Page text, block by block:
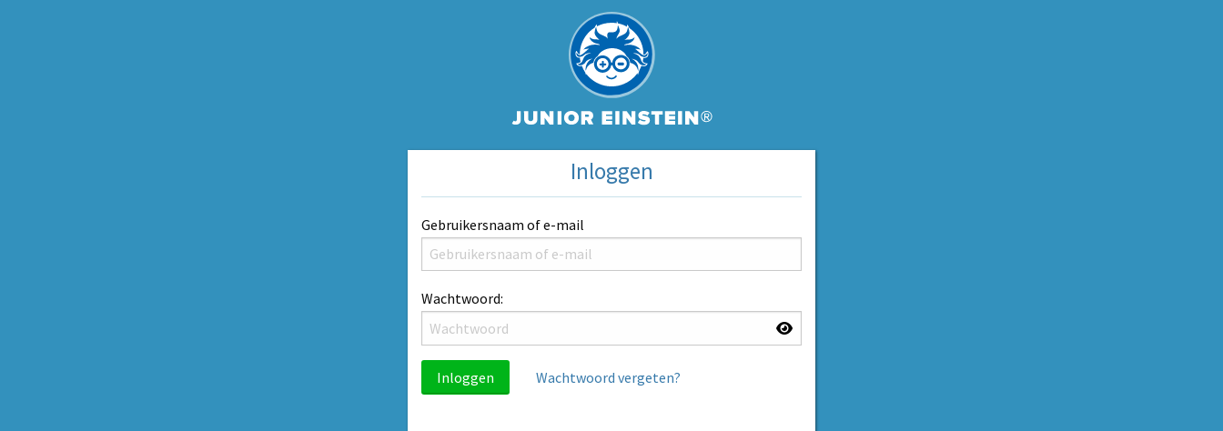
Inloggen
Gebruikersnaam of e-mail
Wachtwoord:
Inloggen Wachtwoord vergeten?